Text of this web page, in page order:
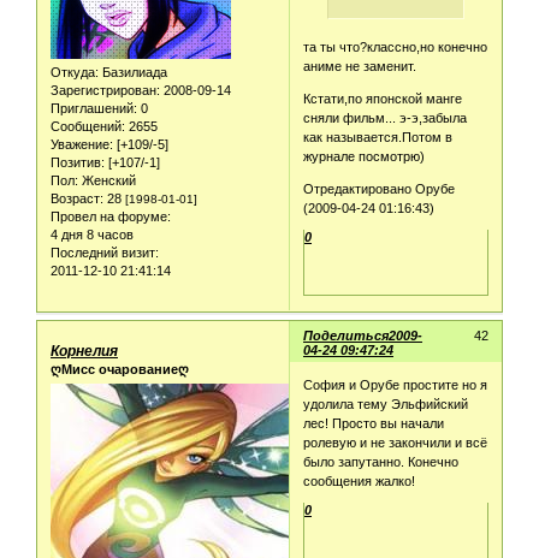
Откуда: Базилиада
Зарегистрирован: 2008-09-14
Приглашений: 0
Сообщений: 2655
Уважение: [+109/-5]
Позитив: [+107/-1]
Пол: Женский
Возраст: 28 [1998-01-01]
Провел на форуме:
4 дня 8 часов
Последний визит:
2011-12-10 21:41:14
та ты что?классно,но конечно
аниме не заменит.
Кстати,по японской манге
сняли фильм... э-э,забыла
как называется.Потом в
журнале посмотрю)
Отредактировано Орубе
(2009-04-24 01:16:43)
0
Поделиться 42
2009-
04-24 09:47:24
Корнелия
ღМисс очарованиеღ
София и Орубе простите но я
удолила тему Эльфийский
лес! Просто вы начали
ролевую и не закончили и всё
было запутанно. Конечно
сообщения жалко!
0